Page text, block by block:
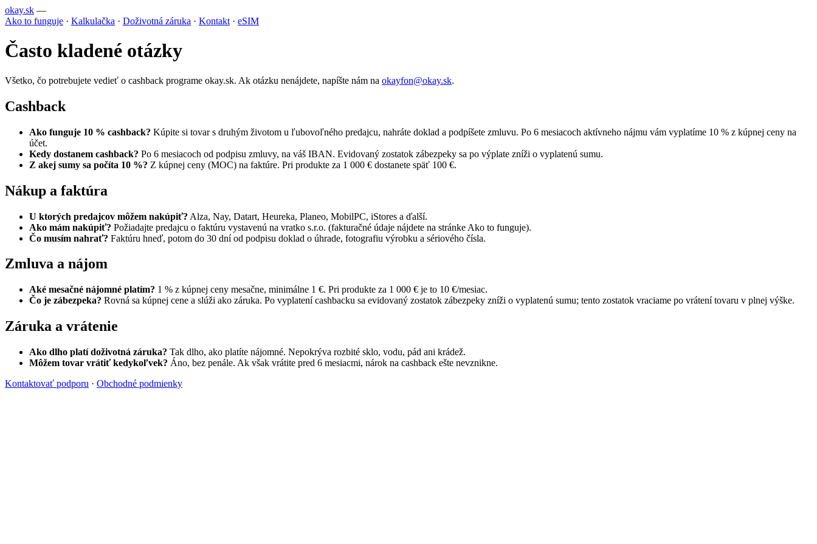
okay.sk —
Ako to funguje · Kalkulačka · Doživotná záruka · Kontakt · eSIM
Často kladené otázky
Všetko, čo potrebujete vedieť o cashback programe okay.sk. Ak otázku nenájdete, napíšte nám na okayfon@okay.sk.
Cashback
Ako funguje 10 % cashback? Kúpite si tovar s druhým životom u ľubovoľného predajcu, nahráte doklad a podpíšete zmluvu. Po 6 mesiacoch aktívneho nájmu vám vyplatíme 10 % z kúpnej ceny na
účet.
Kedy dostanem cashback? Po 6 mesiacoch od podpisu zmluvy, na váš IBAN. Evidovaný zostatok zábezpeky sa po výplate zníži o vyplatenú sumu.
Z akej sumy sa počíta 10 %? Z kúpnej ceny (MOC) na faktúre. Pri produkte za 1 000 € dostanete späť 100 €.
Nákup a faktúra
U ktorých predajcov môžem nakúpiť? Alza, Nay, Datart, Heureka, Planeo, MobilPC, iStores a ďalší.
Ako mám nakúpiť? Požiadajte predajcu o faktúru vystavenú na vratko s.r.o. (fakturačné údaje nájdete na stránke Ako to funguje).
Čo musím nahrať? Faktúru hneď, potom do 30 dní od podpisu doklad o úhrade, fotografiu výrobku a sériového čísla.
Zmluva a nájom
Aké mesačné nájomné platím? 1 % z kúpnej ceny mesačne, minimálne 1 €. Pri produkte za 1 000 € je to 10 €/mesiac.
Čo je zábezpeka? Rovná sa kúpnej cene a slúži ako záruka. Po vyplatení cashbacku sa evidovaný zostatok zábezpeky zníži o vyplatenú sumu; tento zostatok vraciame po vrátení tovaru v plnej výške.
Záruka a vrátenie
Ako dlho platí doživotná záruka? Tak dlho, ako platíte nájomné. Nepokrýva rozbité sklo, vodu, pád ani krádež.
Môžem tovar vrátiť kedykoľvek? Áno, bez penále. Ak však vrátite pred 6 mesiacmi, nárok na cashback ešte nevznikne.
Kontaktovať podporu · Obchodné podmienky